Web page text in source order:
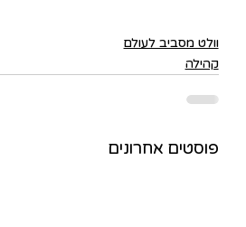
וולט מסביב לעולם
קהילה
פוסטים אחרונים